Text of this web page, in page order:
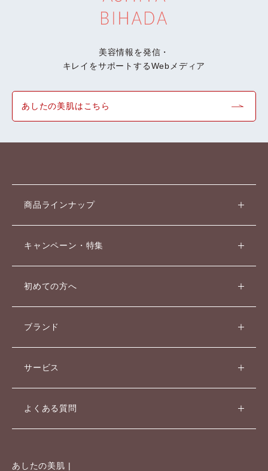
美容情報を発信・
キレイをサポートするWebメディア
あしたの美肌はこちら
商品ラインナップ
キャンペーン・特集
初めての方へ
ブランド
サービス
よくある質問
あしたの美肌 |